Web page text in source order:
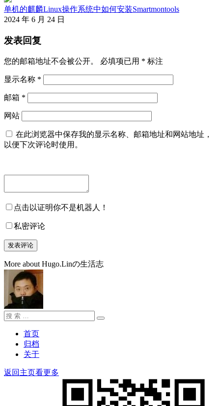
单机的麒麟Linux操作系统中如何安装Smartmontools
2024 年 6 月 24 日
发表回复
您的邮箱地址不会被公开。 必填项已用 * 标注
显示名称 *
邮箱 *
网站
在此浏览器中保存我的显示名称、邮箱地址和网站地址，
以便下次评论时使用。
点击以证明你不是机器人！
私密评论
More about Hugo.Linの生活志
搜
搜
首页
归档
关于
返回主页看更多